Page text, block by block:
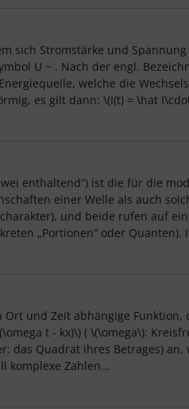
sich Stromstärke und
U ~ . Nach der engl.
welche die
es gilt dann: \(I(t) = \hat
enthaltend“) ist die für die
einer Welle als auch
und beide rufen auf
„Portionen“ oder Quanten).
und Zeit abhängige
t - kx)\) ( \(\omega\):
das Quadrat ihres Betrages)
komplexe Zahlen...